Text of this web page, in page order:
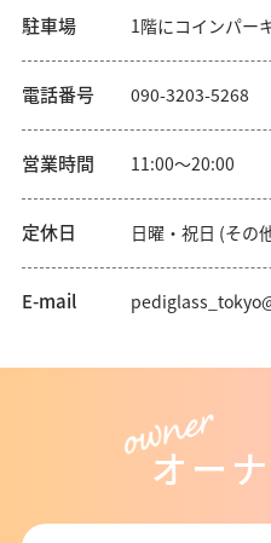
駐車場 1階にコインパー
電話番号 090-3203-5268
営業時間 11:00〜20:00
定休日 日曜・祝日 (その
E-mail
オー